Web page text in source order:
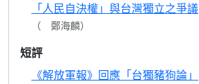
「人民自決權」與台灣獨立之爭議
（ 鄭海麟）
短評
《解放軍報》回應「台獨豬狗論」